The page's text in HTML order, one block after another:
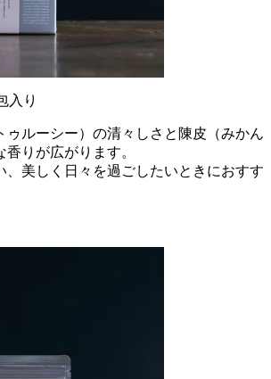
入り
ゥルーシー）の清々しさと陳皮（みかん
りが広がります。
、美しく日々を過ごしたいときにおすす